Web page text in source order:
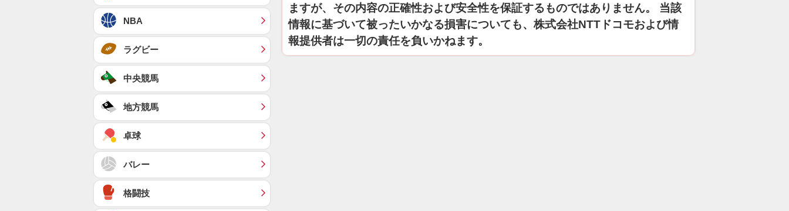
ますが、その内容の正確性および安全性を保証するものではありません。 当該
情報に基づいて被ったいかなる損害についても、株式会社NTTドコモおよび情
報提供者は一切の責任を負いかねます。
NBA
ラグビー
中央競馬
地方競馬
卓球
バレー
格闘技